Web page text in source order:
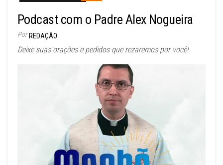
Podcast com o Padre Alex Nogueira
Por REDAÇÃO
Deixe suas orações e pedidos que rezaremos por você!